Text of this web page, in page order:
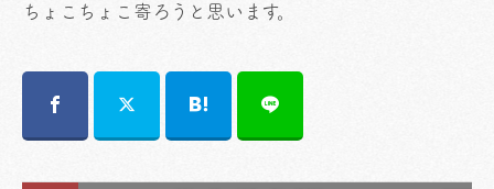
ちょこちょこ寄ろうと思います。